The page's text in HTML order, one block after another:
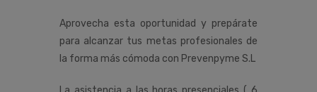
Aprovecha esta oportunidad y prepárate
para alcanzar tus metas profesionales de
la forma más cómoda con Prevenpyme S.L